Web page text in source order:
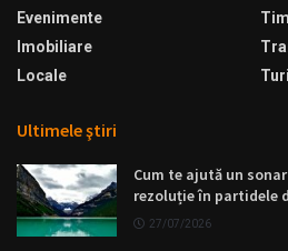
Evenimente
Imobiliare
Locale
Ultimele ştiri
Cum te ajută un
rezoluție în partidele
27/07/2026